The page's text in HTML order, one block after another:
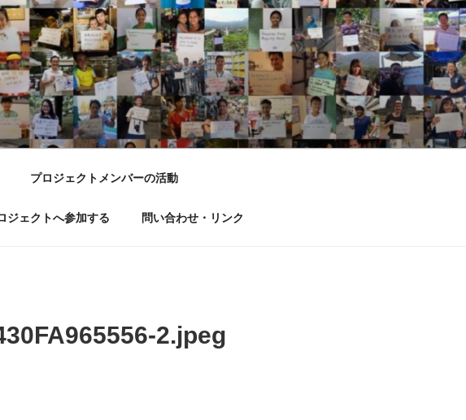
WORLD DREAM
プロジェクトメンバーの活動
ジェクトへ参加する 問い合わせ・リンク
2.jpeg